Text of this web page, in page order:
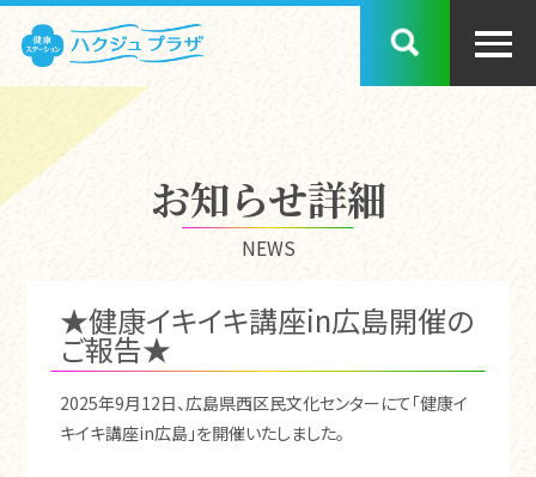
お知らせ詳細
NEWS
★健康イキイキ講座in広島開催の
ご報告★
2025年9月12日、広島県西区民文化センターにて「健康イ
キイキ講座in広島」を開催いたしました。